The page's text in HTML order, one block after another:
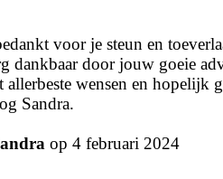
voor je steun en
dankbaar door jouw goeie
wensen en hopelijk
Sandra.
op 4 februari 2024